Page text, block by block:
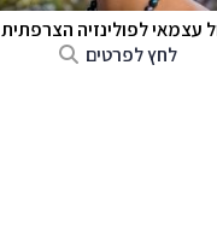
עצמאי לפולינזיה הצרפתית
לחץ לפרטים